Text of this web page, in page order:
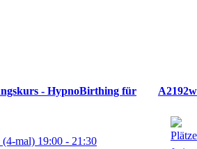
- HypnoBirthing für
A2192w
(4-mal) 19:00 - 21:30